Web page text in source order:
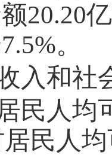
20.20
7.5%。
入和社
民人均
居民人